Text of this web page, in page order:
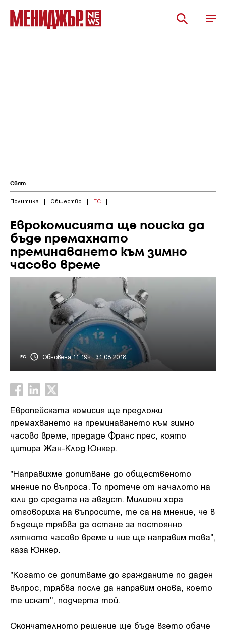
Свят
Политика | Общество | ЕС |
Еврокомисията ще поиска да
бъде премахнато
преминаването към зимно
часово време
ЕС Обновена 11:19ч., 31.08.2018
Европейската комисия ще предложи
премахването на преминаването към зимно
часово време, предаде Франс прес, която
цитира Жан-Клод Юнкер.
"Направихме допитване до общественото
мнение по въпроса. То протече от началото на
юли до средата на август. Милиони хора
отговориха на въпросите, те са на мнение, че в
бъдеще трябва да остане за постоянно
лятното часово време и ние ще направим това",
каза Юнкер.
"Когато се допитваме до гражданите по даден
въпрос, трябва после да направим онова, което
те искат", подчерта той.
Окончателното решение ще бъде взето обаче